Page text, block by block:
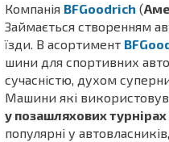
Компанія BFGoodrich (
Займається створенням
їзди. В асортимент
шини для спортивних
сучасністю, духом
Машини які
у позашляхових
популярні у